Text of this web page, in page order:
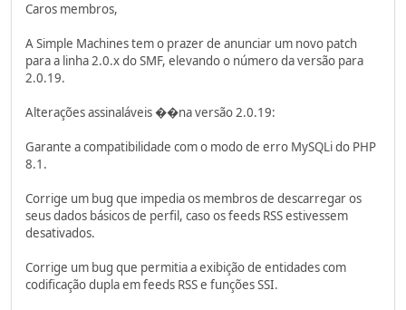
Caros membros,
A Simple Machines tem o prazer de anunciar um novo patch
para a linha 2.0.x do SMF, elevando o número da versão para
2.0.19.
Alterações assinaláveis ��na versão 2.0.19:
Garante a compatibilidade com o modo de erro MySQLi do PHP
8.1.
Corrige um bug que impedia os membros de descarregar os
seus dados básicos de perfil, caso os feeds RSS estivessem
desativados.
Corrige um bug que permitia a exibição de entidades com
codificação dupla em feeds RSS e funções SSI.